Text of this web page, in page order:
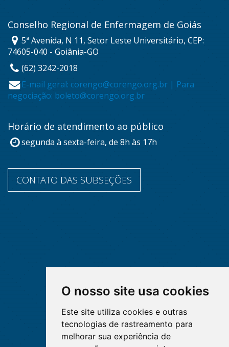
O nosso site usa cookies
Este site utiliza cookies e outras
tecnologias de rastreamento para
melhorar sua experiência de
Conselho Regional de Enfermagem de Goiás
5ª Avenida, N 11, Setor Leste Universitário, CEP:
74605-040 - Goiânia-GO
(62) 3242-2018
E-mail geral: corengo@corengo.org.br | Para
negociação: boleto@corengo.org.br
Horário de atendimento ao público
segunda à sexta-feira, de 8h às 17h
CONTATO DAS SUBSEÇÕES